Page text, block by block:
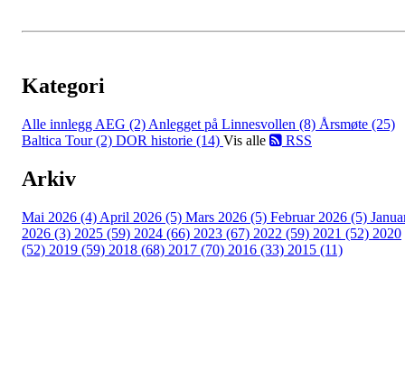
Kategori
Alle innlegg AEG (2) Anlegget på Linnesvollen (8) Årsmøte (25)
Baltica Tour (2) DOR historie (14) Vis alle RSS
Arkiv
Mai 2026 (4) April 2026 (5) Mars 2026 (5) Februar 2026 (5)
2026 (3) 2025 (59) 2024 (66) 2023 (67) 2022 (59) 2021 (52) 2020
(52) 2019 (59) 2018 (68) 2017 (70) 2016 (33) 2015 (11)